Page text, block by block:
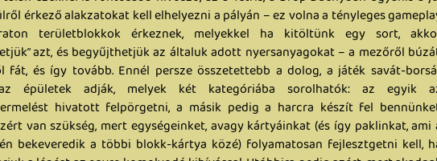
érkező alakzatokat kell elhelyezni a pályán – ez volna a tényleges
területblokkok érkeznek, melyekkel ha kitöltünk egy sort,
azt, és begyűjthetjük az általuk adott nyersanyagokat – a mezőről
fát, és így tovább. Ennél persze összetettebb a dolog, a játék savát-
épületek adják, melyek két kategóriába sorolhatók: az egyik
hivatott felpörgetni, a másik pedig a harcra készít fel
van szükség, mert egységeinket, avagy kártyáinkat (és így paklinkat, ami
bekeveredik a többi blokk-kártya közé) folyamatosan fejlesztgetni kell,